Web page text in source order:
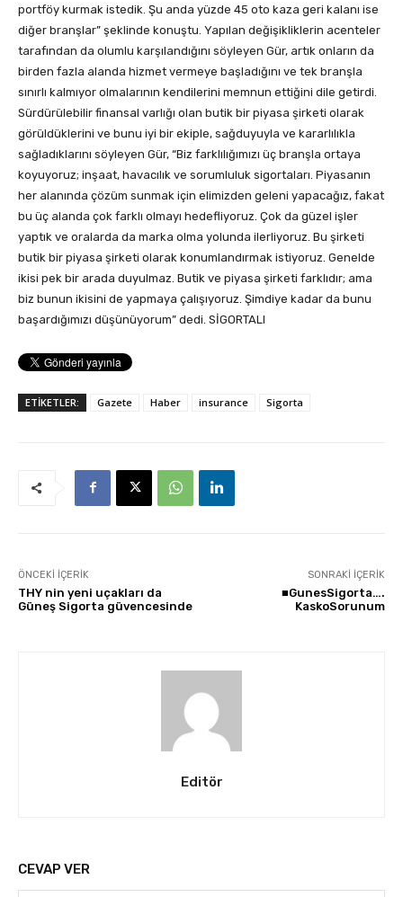
portföy kurmak istedik. Şu anda yüzde 45 oto kaza geri kalanı ise
diğer branşlar” şeklinde konuştu. Yapılan değişikliklerin acenteler
tarafından da olumlu karşılandığını söyleyen Gür, artık onların da
birden fazla alanda hizmet vermeye başladığını ve tek branşla
sınırlı kalmıyor olmalarının kendilerini memnun ettiğini dile getirdi.
Sürdürülebilir finansal varlığı olan butik bir piyasa şirketi olarak
görüldüklerini ve bunu iyi bir ekiple, sağduyuyla ve kararlılıkla
sağladıklarını söyleyen Gür, “Biz farklılığımızı üç branşla ortaya
koyuyoruz; inşaat, havacılık ve sorumluluk sigortaları. Piyasanın
her alanında çözüm sunmak için elimizden geleni yapacağız, fakat
bu üç alanda çok farklı olmayı hedefliyoruz. Çok da güzel işler
yaptık ve oralarda da marka olma yolunda ilerliyoruz. Bu şirketi
butik bir piyasa şirketi olarak konumlandırmak istiyoruz. Genelde
ikisi pek bir arada duyulmaz. Butik ve piyasa şirketi farklıdır; ama
biz bunun ikisini de yapmaya çalışıyoruz. Şimdiye kadar da bunu
başardığımızı düşünüyorum” dedi. SİGORTALI
ETİKETLER: Gazete Haber insurance Sigorta
ÖNCEKI İÇERIK
THY nin yeni uçakları da
Güneş Sigorta güvencesinde
SONRAKI İÇERIK
■GunesSigorta….
KaskoSorunum
Editör
CEVAP VER